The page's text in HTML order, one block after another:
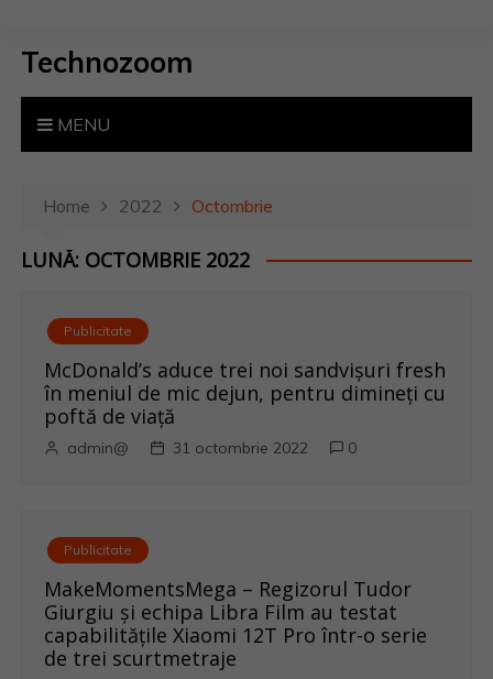
Technozoom
MENU
Home 2022 Octombrie
LUNĂ: OCTOMBRIE 2022
Publicitate
McDonald’s aduce trei noi sandvișuri fresh
în meniul de mic dejun, pentru dimineți cu
poftă de viață
admin@ 31 octombrie 2022 0
Publicitate
MakeMomentsMega – Regizorul Tudor
Giurgiu și echipa Libra Film au testat
capabilitățile Xiaomi 12T Pro într-o serie
de trei scurtmetraje